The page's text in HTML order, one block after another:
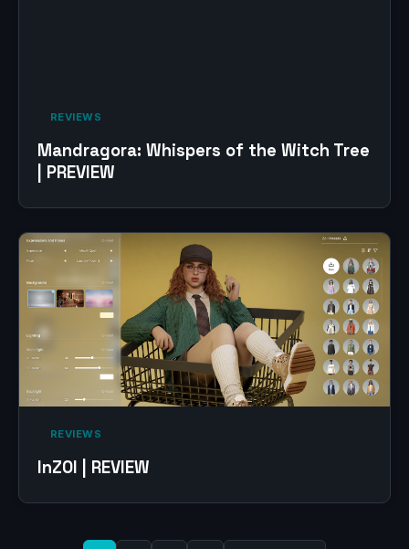
‎ REVIEWS‎
Mandragora: Whispers of the Witch Tree
| PREVIEW
‎ REVIEWS‎
InZOI | REVIEW